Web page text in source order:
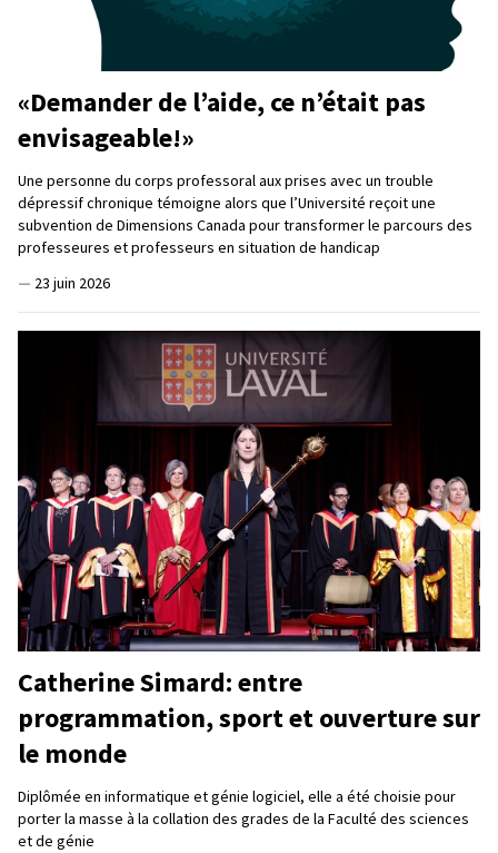
«Demander de l’aide, ce n’était pas
envisageable!»
Une personne du corps professoral aux prises avec un trouble
dépressif chronique témoigne alors que l’Université reçoit une
subvention de Dimensions Canada pour transformer le parcours des
professeures et professeurs en situation de handicap
— 23 juin 2026
Catherine Simard: entre
programmation, sport et ouverture sur
le monde
Diplômée en informatique et génie logiciel, elle a été choisie pour
porter la masse à la collation des grades de la Faculté des sciences
et de génie